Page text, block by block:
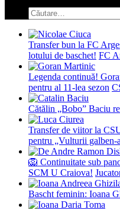
search
form
Caută
după:
Transfer bun la FC
lotului de baschet! FC
Legenda continuă!
pentru al 11-lea sezon
Cătălin „Bobo” Baciu
Transfer de viitor la
pentru „Vulturii galben-
🦁 Continuitate sub
SCM U Craiova!
Bascht feminin: Ioana